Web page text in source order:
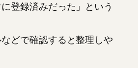
登録済みだった」という
どで確認すると整理しや